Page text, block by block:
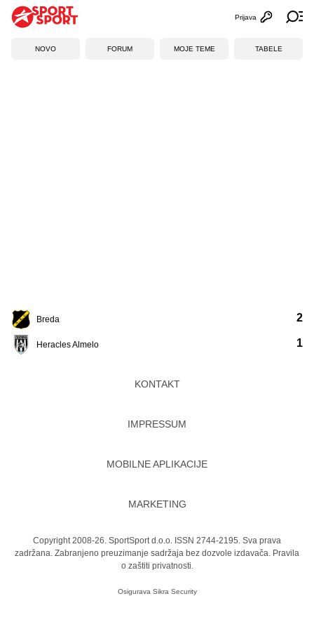
Otvori
Prijava
NOVO FORUM MOJE TEME TABELE
Breda
Heracles Almelo
2
1
KONTAKT
IMPRESSUM
MOBILNE APLIKACIJE
MARKETING
Copyright 2008-26. SportSport d.o.o. ISSN 2744-2195. Sva prava
zadržana. Zabranjeno preuzimanje sadržaja bez dozvole izdavača. Pravila
o zaštiti privatnosti.
Osigurava Sikra Security